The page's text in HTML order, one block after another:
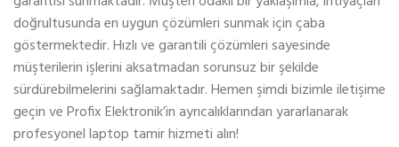
doğrultusunda en uygun çözümleri sunmak için çaba
göstermektedir. Hızlı ve garantili çözümleri sayesinde
müşterilerin işlerini aksatmadan sorunsuz bir şekilde
sürdürebilmelerini sağlamaktadır. Hemen şimdi bizimle iletişime
geçin ve Profix Elektronik’in ayrıcalıklarından yararlanarak
profesyonel laptop tamir hizmeti alın!